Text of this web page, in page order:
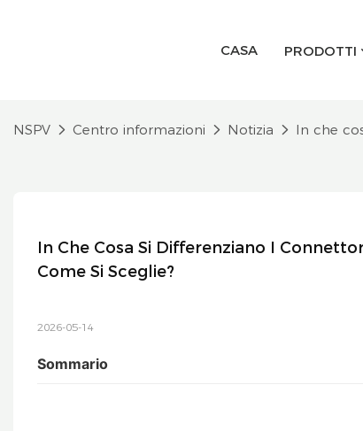
CASA PRODOTTI
NSPV Centro informazioni Notizia In che
In Che Cosa Si Differenziano I
Come Si Sceglie?
2026-05-14
Sommario